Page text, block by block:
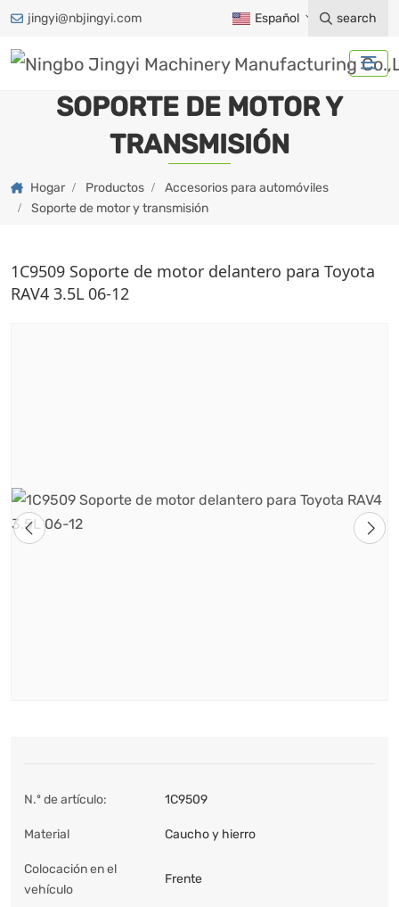
jingyi@nbjingyi.com Español search
SOPORTE DE MOTOR Y
TRANSMISIÓN
Hogar Productos
Accesorios para automóviles
Soporte de motor y transmisión
1C9509 Soporte de motor delantero para Toyota
RAV4 3.5L 06-12
N.º de artículo: 1C9509
Material Caucho y hierro
Colocación en el
vehículo
Frente